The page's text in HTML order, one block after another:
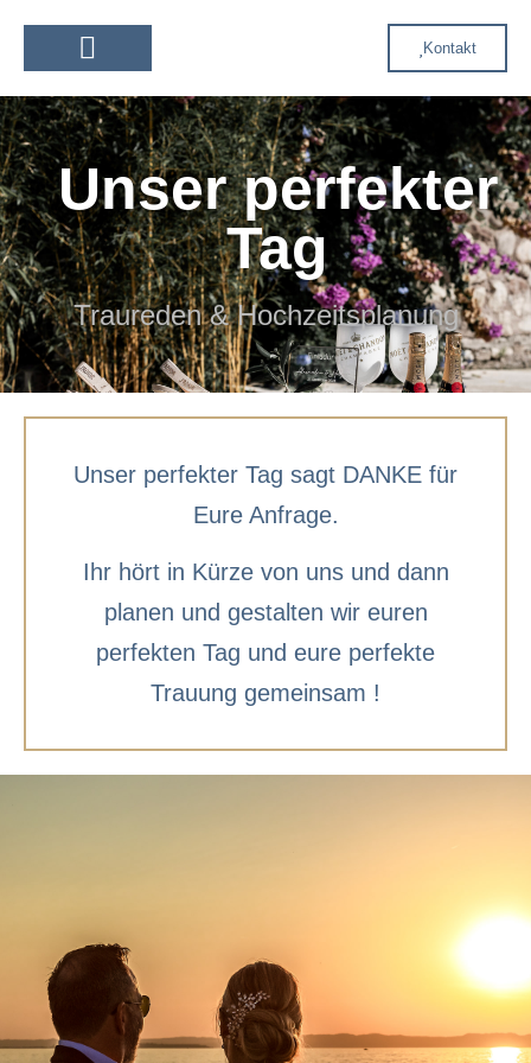
Kontakt
Unser perfekter
Tag
Traureden & Hochzeitsplanung
Unser perfekter Tag sagt DANKE für
Eure Anfrage.
Ihr hört in Kürze von uns und dann
planen und gestalten wir euren
perfekten Tag und eure perfekte
Trauung gemeinsam !